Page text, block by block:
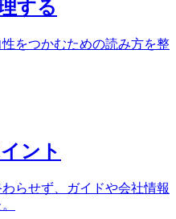
する
をつかむための読み方を整
ント
らせず、ガイドや会社情報